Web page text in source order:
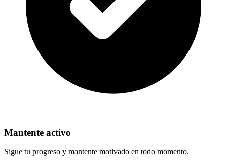
Mantente activo
Sigue tu progreso y mantente motivado en todo momento.